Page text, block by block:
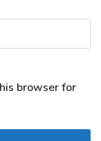
browser for